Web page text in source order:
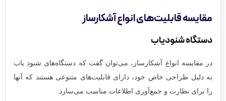
مقایسه قابلیت‌های انواع آشکارساز
دستگاه شنودیاب
در مقایسه‌ انواع آشکارساز، می‌توان گفت که دستگاه‌های شنود یاب
به دلیل طراحی خاص خود، دارای قابلیت‌های متنوعی هستند که آنها
را برای نظارت و جمع‌آوری اطلاعات مناسب می‌سازد: